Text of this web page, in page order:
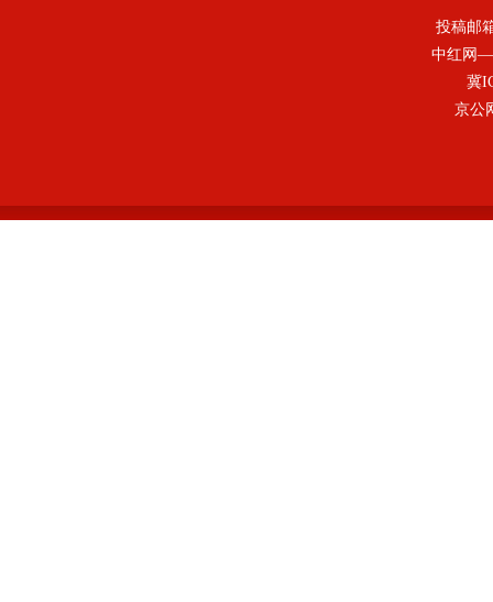
投稿邮
中红网—
冀
京公